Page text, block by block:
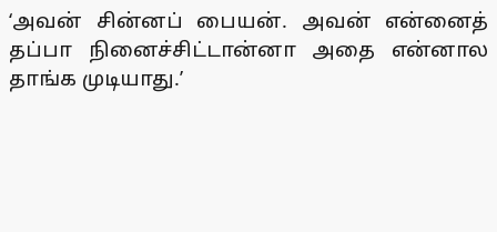
‘அவன் சின்னப் பையன். அவன் என்னைத்
தப்பா நினைச்சிட்டான்னா அதை என்னால
தாங்க முடியாது.’